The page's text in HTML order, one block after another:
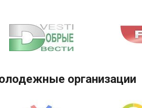
организации